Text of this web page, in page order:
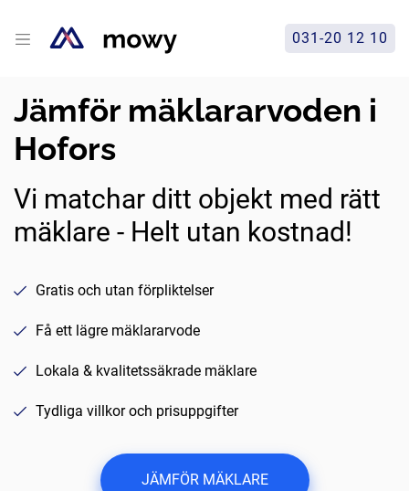
031-20 12 10
Jämför mäklararvoden i
Hofors
Vi matchar ditt objekt med rätt
mäklare - Helt utan kostnad!
Gratis och utan förpliktelser
Få ett lägre mäklararvode
Lokala & kvalitetssäkrade mäklare
Tydliga villkor och prisuppgifter
JÄMFÖR MÄKLARE